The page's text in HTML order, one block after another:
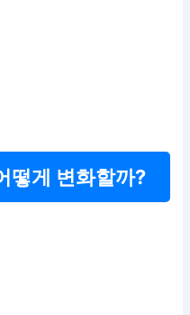
떻게 변화할까?